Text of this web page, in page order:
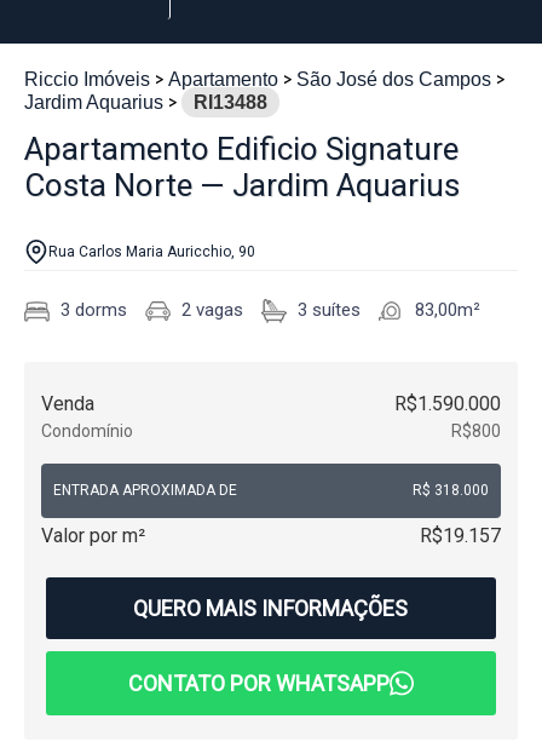
Riccio Imóveis Apartamento
São José dos Campos
Jardim Aquarius
RI13488
Apartamento Edificio Signature
Costa Norte — Jardim Aquarius
Rua Carlos Maria Auricchio, 90
3 dorms 2 vagas 3 suítes 83,00m²
Venda R$1.590.000
Condomínio R$800
ENTRADA APROXIMADA DE R$ 318.000
Valor por m² R$19.157
QUERO MAIS INFORMAÇÕES
CONTATO POR WHATSAPP